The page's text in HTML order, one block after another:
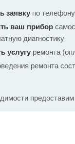
заявку по
ваш прибор
диагностику
услугу ремонта
ремонта
предоставим